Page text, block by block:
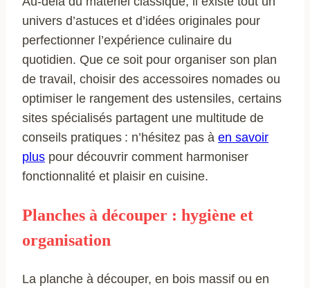
univers d’astuces et d’idées originales pour
perfectionner l’expérience culinaire du
quotidien. Que ce soit pour organiser son plan
de travail, choisir des accessoires nomades ou
optimiser le rangement des ustensiles, certains
sites spécialisés partagent une multitude de
conseils pratiques : n’hésitez pas à en savoir
plus pour découvrir comment harmoniser
fonctionnalité et plaisir en cuisine.
Planches à découper : hygiène et
organisation
La planche à découper, en bois massif ou en